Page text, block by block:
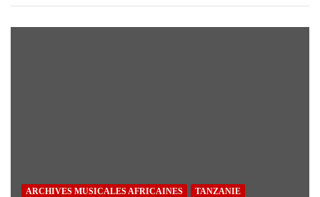
ARCHIVES MUSICALES AFRICAINES TANZANIE